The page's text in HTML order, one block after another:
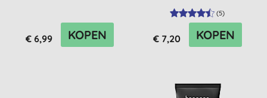
€ 6,99 KOPEN
(5)
€ 7,20 KOPEN